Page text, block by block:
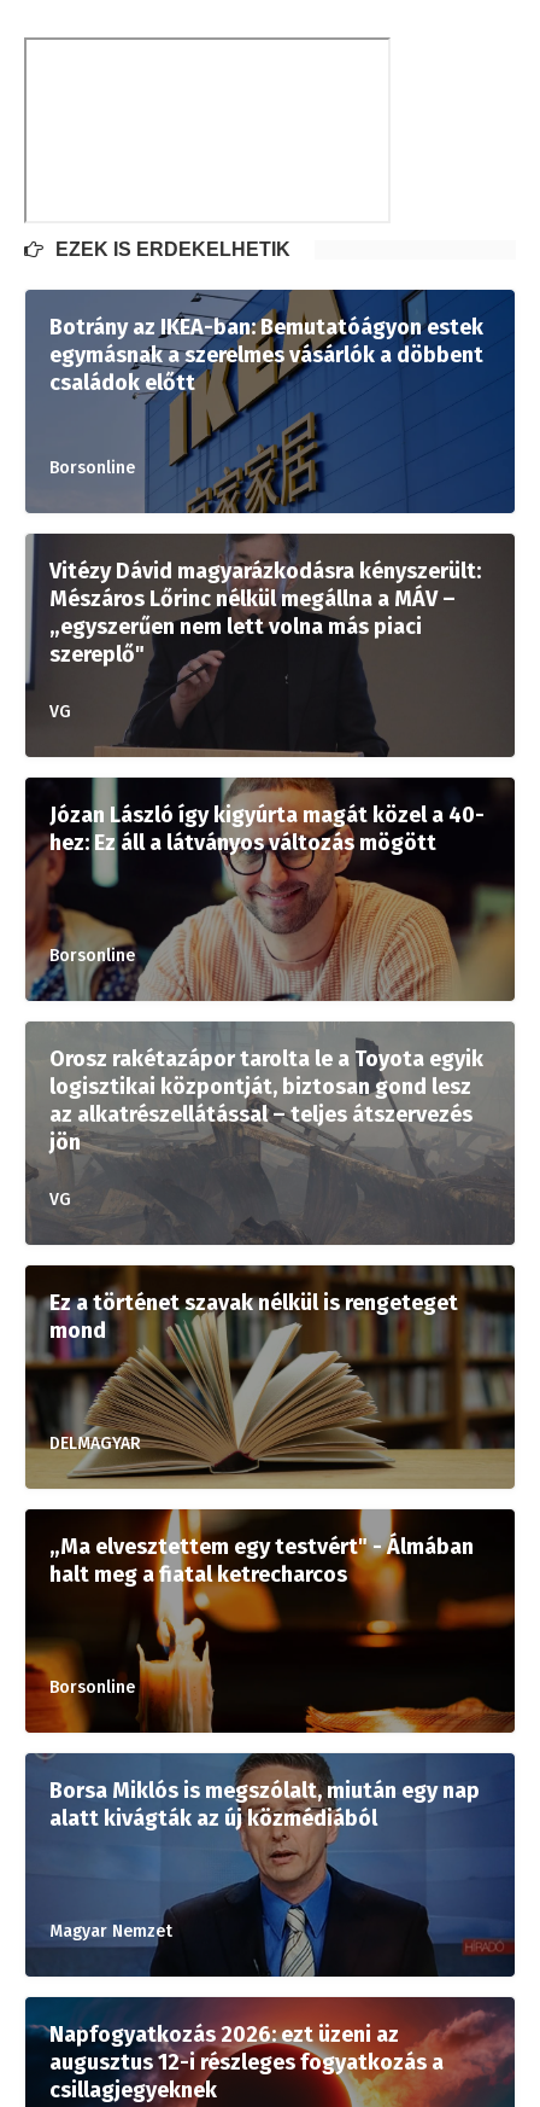
EZEK IS ÉRDEKELHETIK
Botrány az IKEA-ban: Bemutatóágyon estek
egymásnak a szerelmes vásárlók a döbbent
családok előtt
Borsonline
Vitézy Dávid magyarázkodásra kényszerült:
Mészáros Lőrinc nélkül megállna a MÁV –
„egyszerűen nem lett volna más piaci
szereplő"
VG
Józan László így kigyúrta magát közel a 40-
hez: Ez áll a látványos változás mögött
Borsonline
Orosz rakétazápor tarolta le a Toyota egyik
logisztikai központját, biztosan gond lesz
az alkatrészellátással – teljes átszervezés
jön
VG
Ez a történet szavak nélkül is rengeteget
mond
DELMAGYAR
„Ma elvesztettem egy testvért" - Álmában
halt meg a fiatal ketrecharcos
Borsonline
Borsa Miklós is megszólalt, miután egy nap
alatt kivágták az új közmédiából
Magyar Nemzet
Napfogyatkozás 2026: ezt üzeni az
augusztus 12-i részleges fogyatkozás a
csillagjegyeknek